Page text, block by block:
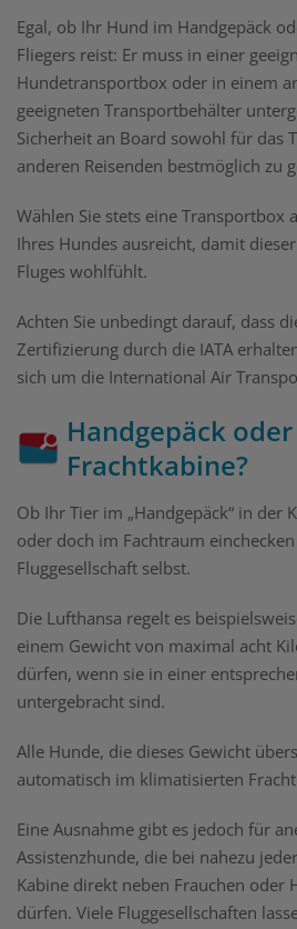
Egal, ob Ihr Hund im Handgepäck
Fliegers reist: Er muss in einer
Hundetransportbox oder in einem
geeigneten Transportbehälter
Sicherheit an Board sowohl für das
anderen Reisenden bestmöglich zu
Wählen Sie stets eine Transportbox
Ihres Hundes ausreicht, damit
Fluges wohlfühlt.
Achten Sie unbedingt darauf, dass
Zertifizierung durch die IATA
sich um die International Air
Handgepäck oder
Frachtkabine?
Ob Ihr Tier im „Handgepäck“ in der
oder doch im Fachtraum
Fluggesellschaft selbst.
Die Lufthansa regelt es
einem Gewicht von maximal acht
dürfen, wenn sie in einer
untergebracht sind.
Alle Hunde, die dieses Gewicht
automatisch im klimatisierten
Eine Ausnahme gibt es jedoch für
Assistenzhunde, die bei nahezu
Kabine direkt neben Frauchen oder
dürfen. Viele Fluggesellschaften